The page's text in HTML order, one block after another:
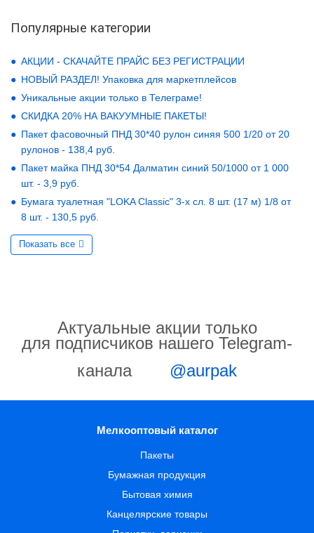
Популярные категории
АКЦИИ - СКАЧАЙТЕ ПРАЙС БЕЗ РЕГИСТРАЦИИ
НОВЫЙ РАЗДЕЛ! Упаковка для маркетплейсов
Уникальные акции только в Телеграме!
СКИДКА 20% НА ВАКУУМНЫЕ ПАКЕТЫ!
Пакет фасовочный ПНД 30*40 рулон синяя 500 1/20 от 20
рулонов - 138,4 руб.
Пакет майка ПНД 30*54 Далматин синий 50/1000 от 1 000
шт. - 3,9 руб.
Бумага туалетная "LOKA Classic" 3-х сл. 8 шт. (17 м) 1/8 от
8 шт. - 130,5 руб.
Показать все
Актуальные акции только
для подписчиков нашего Telegram-
канала
@aurpak
Мелкооптовый каталог
Пакеты
Бумажная продукция
Бытовая химия
Канцелярские товары